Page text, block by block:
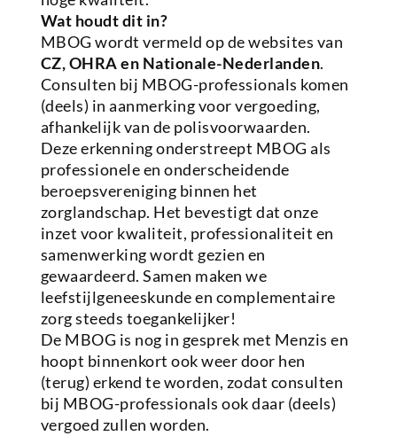
Wat houdt dit in?
MBOG wordt vermeld op de websites van
CZ, OHRA en Nationale-Nederlanden.
Consulten bij MBOG-professionals komen
(deels) in aanmerking voor vergoeding,
afhankelijk van de polisvoorwaarden.
Deze erkenning onderstreept MBOG als
professionele en onderscheidende
beroepsvereniging binnen het
zorglandschap. Het bevestigt dat onze
inzet voor kwaliteit, professionaliteit en
samenwerking wordt gezien en
gewaardeerd. Samen maken we
leefstijlgeneeskunde en complementaire
zorg steeds toegankelijker!
De MBOG is nog in gesprek met Menzis en
hoopt binnenkort ook weer door hen
(terug) erkend te worden, zodat consulten
bij MBOG-professionals ook daar (deels)
vergoed zullen worden.